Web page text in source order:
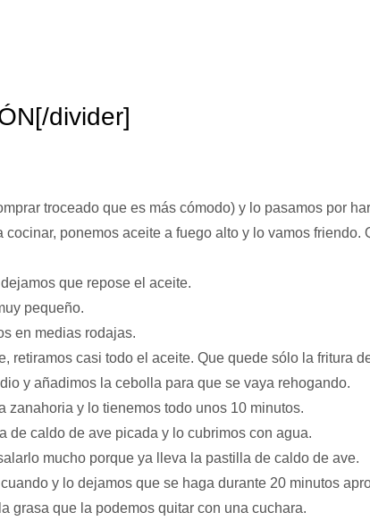
[/divider]
troceado que es más cómodo) y lo pasamos por
ponemos aceite a fuego alto y lo vamos friendo.
que repose el aceite.
pequeño.
en medias rodajas.
retiramos casi todo el aceite. Que quede sólo la fritura
y añadimos la cebolla para que se vaya rehogando.
zanahoria y lo tienemos todo unos 10 minutos.
de caldo de ave picada y lo cubrimos con agua.
mucho porque ya lleva la pastilla de caldo de ave.
y lo dejamos que se haga durante 20 minutos
grasa que la podemos quitar con una cuchara.